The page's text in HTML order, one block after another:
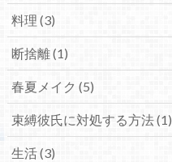
料理 (3)
断捨離 (1)
春夏メイク (5)
束縛彼氏に対処する方法 (1)
生活 (3)